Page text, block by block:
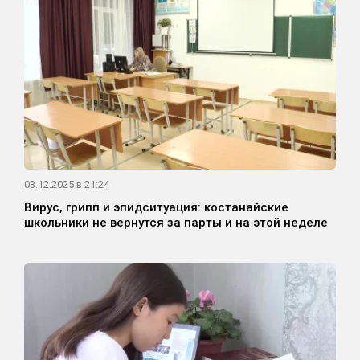
03.12.2025 в 21:24
Вирус, грипп и эпидситуация: костанайские
школьники не вернутся за парты и на этой неделе